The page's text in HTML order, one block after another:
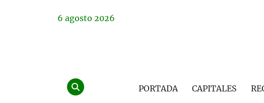
6 agosto 2026
PORTADA CAPITALES